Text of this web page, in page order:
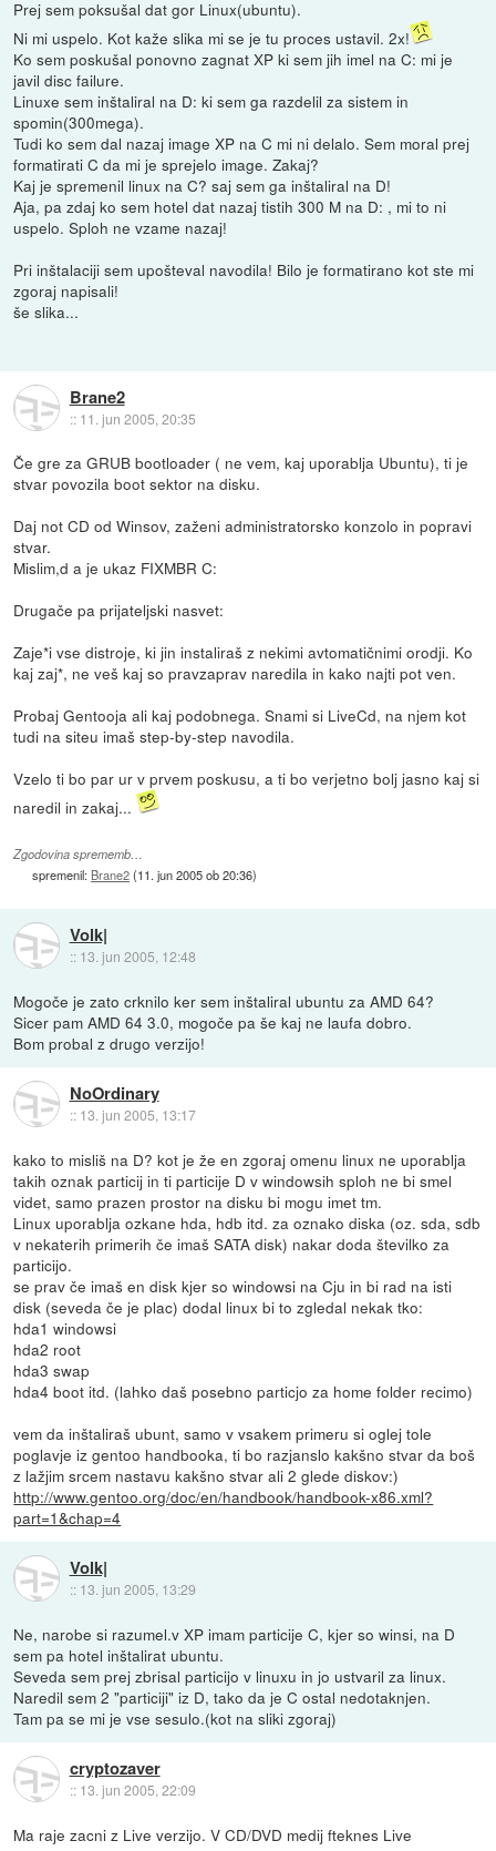
Prej sem poksušal dat gor Linux(ubuntu).
Ni mi uspelo. Kot kaže slika mi se je tu proces ustavil. 2x!
Ko sem poskušal ponovno zagnat XP ki sem jih imel na C: mi je
javil disc failure.
Linuxe sem inštaliral na D: ki sem ga razdelil za sistem in
spomin(300mega).
Tudi ko sem dal nazaj image XP na C mi ni delalo. Sem moral prej
formatirati C da mi je sprejelo image. Zakaj?
Kaj je spremenil linux na C? saj sem ga inštaliral na D!
Aja, pa zdaj ko sem hotel dat nazaj tistih 300 M na D: , mi to ni
uspelo. Sploh ne vzame nazaj!
Pri inštalaciji sem upošteval navodila! Bilo je formatirano kot ste mi
zgoraj napisali!
še slika...
Brane2
:: 11. jun 2005, 20:35
Če gre za GRUB bootloader ( ne vem, kaj uporablja Ubuntu), ti je
stvar povozila boot sektor na disku.
Daj not CD od Winsov, zaženi administratorsko konzolo in popravi
stvar.
Mislim,d a je ukaz FIXMBR C:
Drugače pa prijateljski nasvet:
Zaje*i vse distroje, ki jin instaliraš z nekimi avtomatičnimi orodji. Ko
kaj zaj*, ne veš kaj so pravzaprav naredila in kako najti pot ven.
Probaj Gentooja ali kaj podobnega. Snami si LiveCd, na njem kot
tudi na siteu imaš step-by-step navodila.
Vzelo ti bo par ur v prvem poskusu, a ti bo verjetno bolj jasno kaj si
naredil in zakaj...
Zgodovina sprememb…
spremenil: Brane2(11. jun 2005 ob 20:36)
Volk|
:: 13. jun 2005, 12:48
Mogoče je zato crknilo ker sem inštaliral ubuntu za AMD 64?
Sicer pam AMD 64 3.0, mogoče pa še kaj ne laufa dobro.
Bom probal z drugo verzijo!
NoOrdinary
:: 13. jun 2005, 13:17
kako to misliš na D? kot je že en zgoraj omenu linux ne uporablja
takih oznak particij in ti particije D v windowsih sploh ne bi smel
videt, samo prazen prostor na disku bi mogu imet tm.
Linux uporablja ozkane hda, hdb itd. za oznako diska (oz. sda, sdb
v nekaterih primerih če imaš SATA disk) nakar doda številko za
particijo.
se prav če imaš en disk kjer so windowsi na Cju in bi rad na isti
disk (seveda če je plac) dodal linux bi to zgledal nekak tko:
hda1 windowsi
hda2 root
hda3 swap
hda4 boot itd. (lahko daš posebno particjo za home folder recimo)
vem da inštaliraš ubunt, samo v vsakem primeru si oglej tole
poglavje iz gentoo handbooka, ti bo razjanslo kakšno stvar da boš
z lažjim srcem nastavu kakšno stvar ali 2 glede diskov:)
http://www.gentoo.org/doc/en/handbook/handbook-x86.xml?
part=1&chap=4
Volk|
:: 13. jun 2005, 13:29
Ne, narobe si razumel.v XP imam particije C, kjer so winsi, na D
sem pa hotel inštalirat ubuntu.
Seveda sem prej zbrisal particijo v linuxu in jo ustvaril za linux.
Naredil sem 2 "particiji" iz D, tako da je C ostal nedotaknjen.
Tam pa se mi je vse sesulo.(kot na sliki zgoraj)
cryptozaver
:: 13. jun 2005, 22:09
Ma raje zacni z Live verzijo. V CD/DVD medij fteknes Live